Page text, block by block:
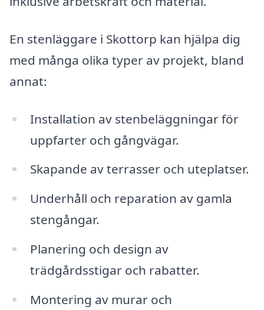
En stenläggare i Skottorp kan hjälpa dig
med många olika typer av projekt, bland
annat:
Installation av stenbeläggningar för
uppfarter och gångvägar.
Skapande av terrasser och uteplatser.
Underhåll och reparation av gamla
stengångar.
Planering och design av
trädgårdsstigar och rabatter.
Montering av murar och